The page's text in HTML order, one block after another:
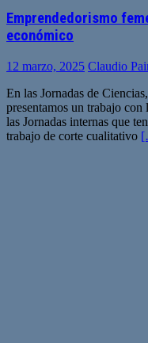
Emprendedorismo
económico
12 marzo, 2025 Claudio
En las Jornadas de
presentamos un trabajo
las Jornadas internas que
trabajo de corte cualitativo